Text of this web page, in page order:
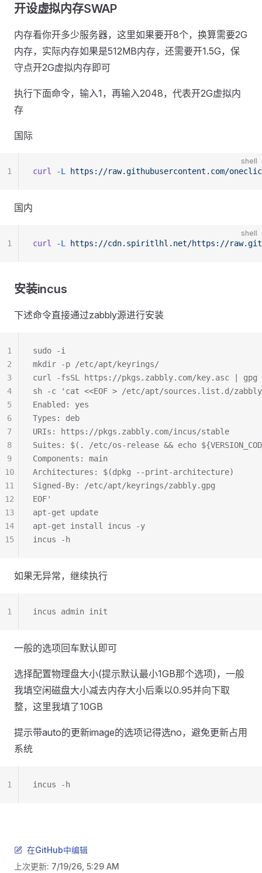
开设虚拟内存SWAP
内存看你开多少服务器，这里如果要开8个，换算需要2G
内存，实际内存如果是512MB内存，还需要开1.5G，保
守点开2G虚拟内存即可
执行下面命令，输入1，再输入2048，代表开2G虚拟内
存
国际
shell
curl -L https://raw.githubusercontent.com/
1
国内
shell
curl -L https://cdn.spiritlhl.net/https://
1
安装incus
下述命令直接通过zabbly源进行安装
sudo -i
mkdir -p /etc/apt/keyrings/
curl -fsSL https://pkgs.zabbly.com/key.asc |
sh -c 'cat <<EOF > /etc/apt/sources.list.d/
Enabled: yes
Types: deb
URIs: https://pkgs.zabbly.com/incus/stable
Suites: $(. /etc/os-release && echo
Components: main
Architectures: $(dpkg --print-architecture)
Signed-By: /etc/apt/keyrings/zabbly.gpg
EOF'
apt-get update
apt-get install incus -y
incus -h
1
2
3
4
5
6
7
8
9
10
11
12
13
14
15
如果无异常，继续执行
incus admin init
1
一般的选项回车默认即可
选择配置物理盘大小(提示默认最小1GB那个选项)，一般
我填空闲磁盘大小减去内存大小后乘以0.95并向下取
整，这里我填了10GB
提示带auto的更新image的选项记得选no，避免更新占用
系统
incus -h
1
在GitHub中编辑
上次更新: 7/19/26, 5:29 AM